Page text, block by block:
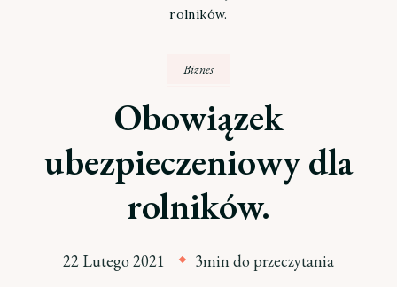
rolników.
Biznes
Obowiązek
ubezpieczeniowy dla
rolników.
22 Lutego 2021 3min do przeczytania